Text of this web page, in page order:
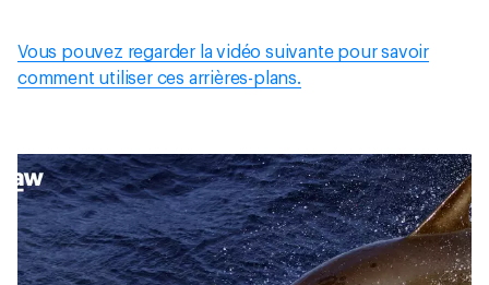
Vous pouvez regarder la vidéo suivante pour savoir
comment utiliser ces arrières-plans.